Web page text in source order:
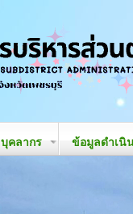
บุคลากร ข้อมูลดำเนิ